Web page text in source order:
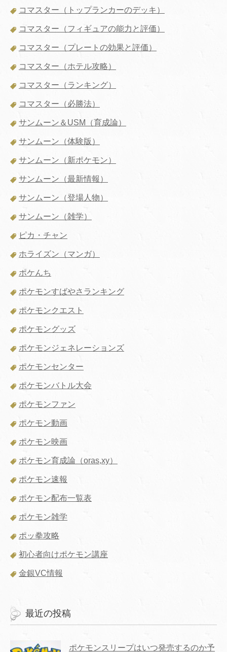
コマスター（トップランカーのデッキ）
コマスター（フィギュアの能力と評価）
コマスター（プレートの効果と評価）
コマスター（ホテル攻略）
コマスター（ランキング）
コマスター（必勝法）
サンムーン＆USM（育成論）
サンムーン（体験版）
サンムーン（新ポケモン）
サンムーン（最新情報）
サンムーン（登場人物）
サンムーン（雑学）
ピカ・チャン
ホライズン（マンガ）
ポケんち
ポケモンすばやさランキング
ポケモンクエスト
ポケモングッズ
ポケモンジェネレーションズ
ポケモンセンター
ポケモンバトル大会
ポケモンファン
ポケモン動画
ポケモン映画
ポケモン育成論（oras,xy）
ポケモン速報
ポケモン配布一覧表
ポケモン雑学
ポッ拳攻略
初心者向けポケモン講座
金銀VC情報
最近の投稿
ポケモンスリープはいつ発売するのか予